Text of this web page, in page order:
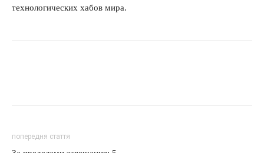
технологических хабов мира.
попередня стаття